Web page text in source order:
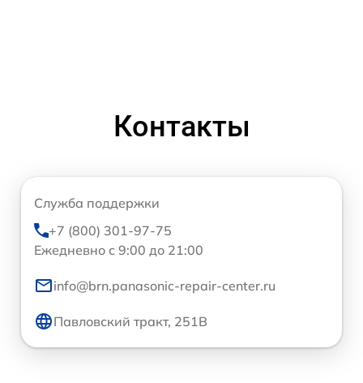
Контакты
Служба поддержки
+7 (800) 301-97-75
Ежедневно с 9:00 до 21:00
info@brn.panasonic-repair-center.ru
Павловский тракт, 251В